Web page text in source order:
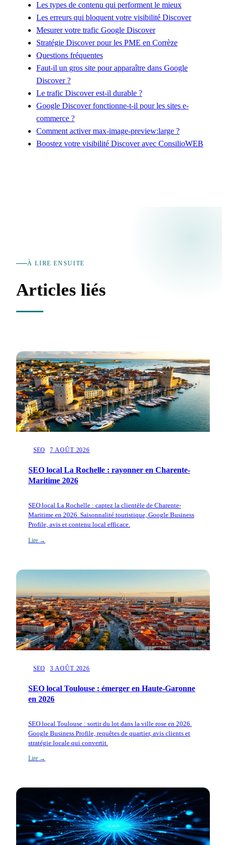
Les types de contenu qui performent le mieux
Les erreurs qui bloquent votre visibilité Discover
Mesurer votre trafic Google Discover
Stratégie Discover pour les PME en Corrèze
Questions fréquentes
Faut-il un gros site pour apparaître dans Google
Discover ?
Le trafic Discover est-il durable ?
Google Discover fonctionne-t-il pour les sites e-
commerce ?
Comment activer max-image-preview:large ?
Boostez votre visibilité Discover avec ConsilioWEB
À LIRE ENSUITE
Articles liés
SEO 7 AOÛT 2026
SEO local La Rochelle : rayonner en Charente-
Maritime 2026
SEO local La Rochelle : captez la clientèle de Charente-
Maritime en 2026. Saisonnalité touristique, Google Business
Profile, avis et contenu local efficace.
Lire →
SEO 3 AOÛT 2026
SEO local Toulouse : émerger en Haute-Garonne
en 2026
SEO local Toulouse : sortir du lot dans la ville rose en 2026.
Google Business Profile, requêtes de quartier, avis clients et
stratégie locale qui convertit.
Lire →